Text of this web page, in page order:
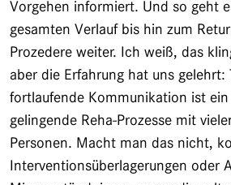
Vorgehen informiert. Und so geht
gesamten Verlauf bis hin zum
Prozedere weiter. Ich weiß, das
aber die Erfahrung hat uns gelehrt:
fortlaufende Kommunikation ist ein
gelingende Reha-Prozesse mit
Personen. Macht man das nicht,
Interventionsüberlagerungen oder